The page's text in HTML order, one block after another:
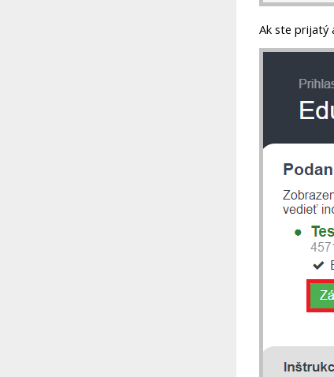
Ak ste prijatý